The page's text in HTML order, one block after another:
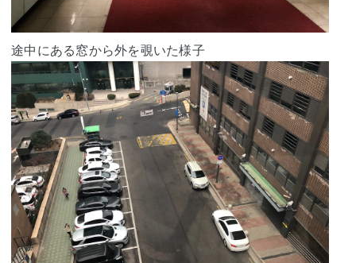
途中にある窓から外を覗いた様子